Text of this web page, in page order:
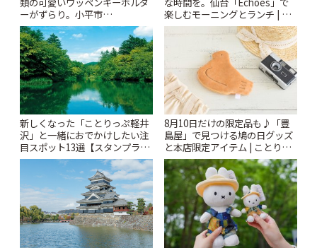
ーがずらり。小平市
「Kimamaya T&K」 | ことりっ
ぷ
楽しむモーニングとランチ | こ
とりっぷ
新しくなった「ことりっぷ軽井
沢」と一緒におでかけしたい注
目スポット13選【スタンプラリ
ー開催中】 | ことりっぷ
8月10日だけの限定品も♪「豊
島屋」で見つける鳩の日グッズ
と本店限定アイテム | ことりっ
ぷ